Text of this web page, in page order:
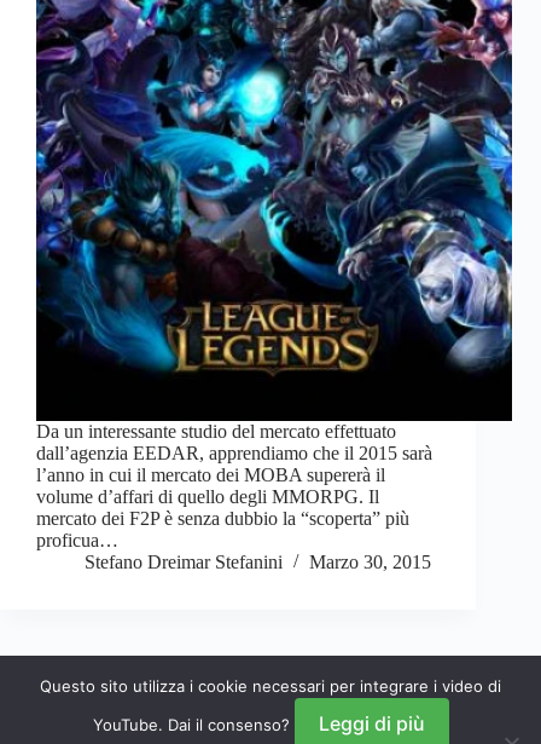
Da un interessante studio del mercato effettuato
dall’agenzia EEDAR, apprendiamo che il 2015 sarà
l’anno in cui il mercato dei MOBA supererà il
volume d’affari di quello degli MMORPG. Il
mercato dei F2P è senza dubbio la “scoperta” più
proficua…
Stefano Dreimar Stefanini
Marzo 30, 2015
Questo sito utilizza i cookie necessari per integrare i video di
YouTube. Dai il consenso?
Leggi di più